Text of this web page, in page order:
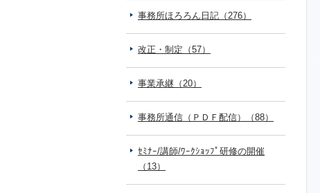
事務所ほろろん日記（276）
改正・制定（57）
事業承継（20）
事務所通信（ＰＤＦ配信）（88）
ｾﾐﾅｰ/講師/ﾜｰｸｼｮｯﾌﾟ研修の開催
（13）